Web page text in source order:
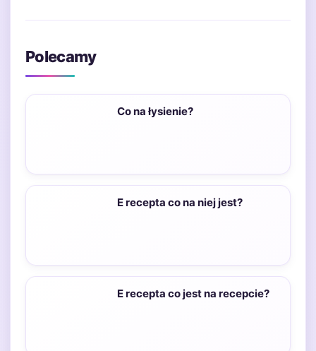
Polecamy
Co na łysienie?
E recepta co na niej jest?
E recepta co jest na recepcie?